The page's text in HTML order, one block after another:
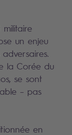
un enjeu
la Corée du
se sont
– pas
en